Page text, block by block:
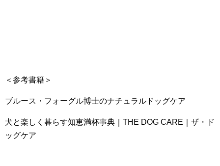
＜参考書籍＞
ブルース・フォーグル博士のナチュラルドッグケア
犬と楽しく暮らす知恵満杯事典｜THE DOG CARE｜ザ・ド
ッグケア